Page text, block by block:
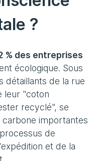
?
% des entreprises
écologique. Sous
détaillants de la rue
leur "coton
recyclé", se
importantes
de
et de la